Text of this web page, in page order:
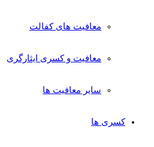
معافیت های کفالت
معافیت و کسری ایثارگری
سایر معافیت ها
کسری ها